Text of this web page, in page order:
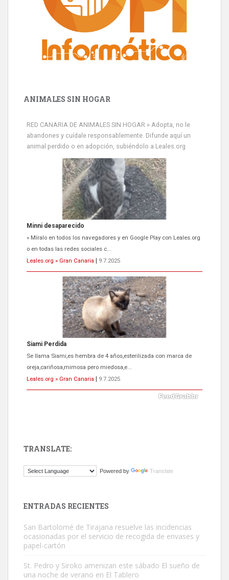
ANIMALES SIN HOGAR
RED CANARIA DE ANIMALES SIN HOGAR » Adopta, no le
abandones y cuídale responsablemente. Difunde aquí un
animal perdido o en adopción, subiéndolo a Leales.org
Siami Perdida
Se llama Siami,es hembra de 4 años,esterilizada con marca de
oreja,cariñosa,mimosa pero miedosa,e...
Leales.org » Gran Canaria | 9.7.2025
ADOPCIÓN URGENTE GATA TEROR GRAN CANARIA
El ayuntamiento se va a llevar a Los Gatos callejeros de la zona los
próximos días, ella incluida...
Leales.org » Gran Canaria | 9.7.2025
Este gato macho ha aparecido en la calle hace menos de un mes,
TRANSLATE:
Powered by Translate
ENTRADAS RECIENTES
San Bartolomé de Tirajana resuelve las incidencias
ocasionadas por el servicio de recogida de envases y
papel-cartón
St. Pedro y Siroko amenizan este sábado El sueño de
una noche de verano en El Tablero